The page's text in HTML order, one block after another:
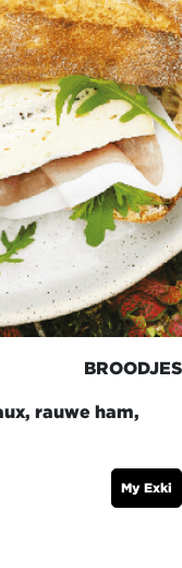
BROODJES
rauwe ham,
My Exki